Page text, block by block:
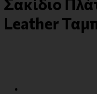
Σακίδιο
Leather